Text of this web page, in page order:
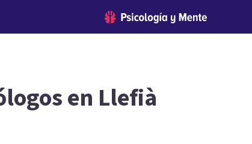
en Llefià